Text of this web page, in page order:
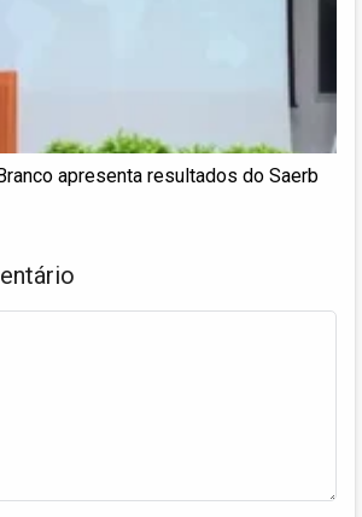
apresenta resultados do Saerb